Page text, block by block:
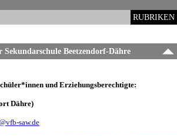
RUBRIKEN
Sekundarschule Beetzendorf-Dähre
und Erziehungsberechtigte:
Dähre)
saw.de